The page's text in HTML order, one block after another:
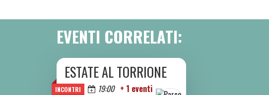
EVENTI CORRELATI:
INCONTRI
DA SAB 06/06 A SAB 08/08 2026
ESTATE AL TORRIONE
Oggi 19:00 + 1 eventi